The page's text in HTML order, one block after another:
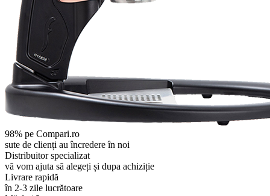
98% pe Compari.ro
sute de clienți au încredere în noi
Distribuitor specializat
vă vom ajuta să alegeți și dupa achiziție
Livrare rapidă
în 2-3 zile lucrătoare